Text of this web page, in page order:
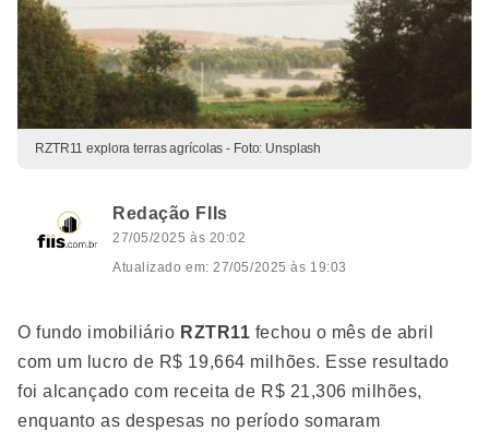
RZTR11 explora terras agrícolas - Foto: Unsplash
Redação FIIs
27/05/2025 às 20:02
Atualizado em: 27/05/2025 às 19:03
O fundo imobiliário RZTR11 fechou o mês de abril
com um lucro de R$ 19,664 milhões. Esse resultado
foi alcançado com receita de R$ 21,306 milhões,
enquanto as despesas no período somaram